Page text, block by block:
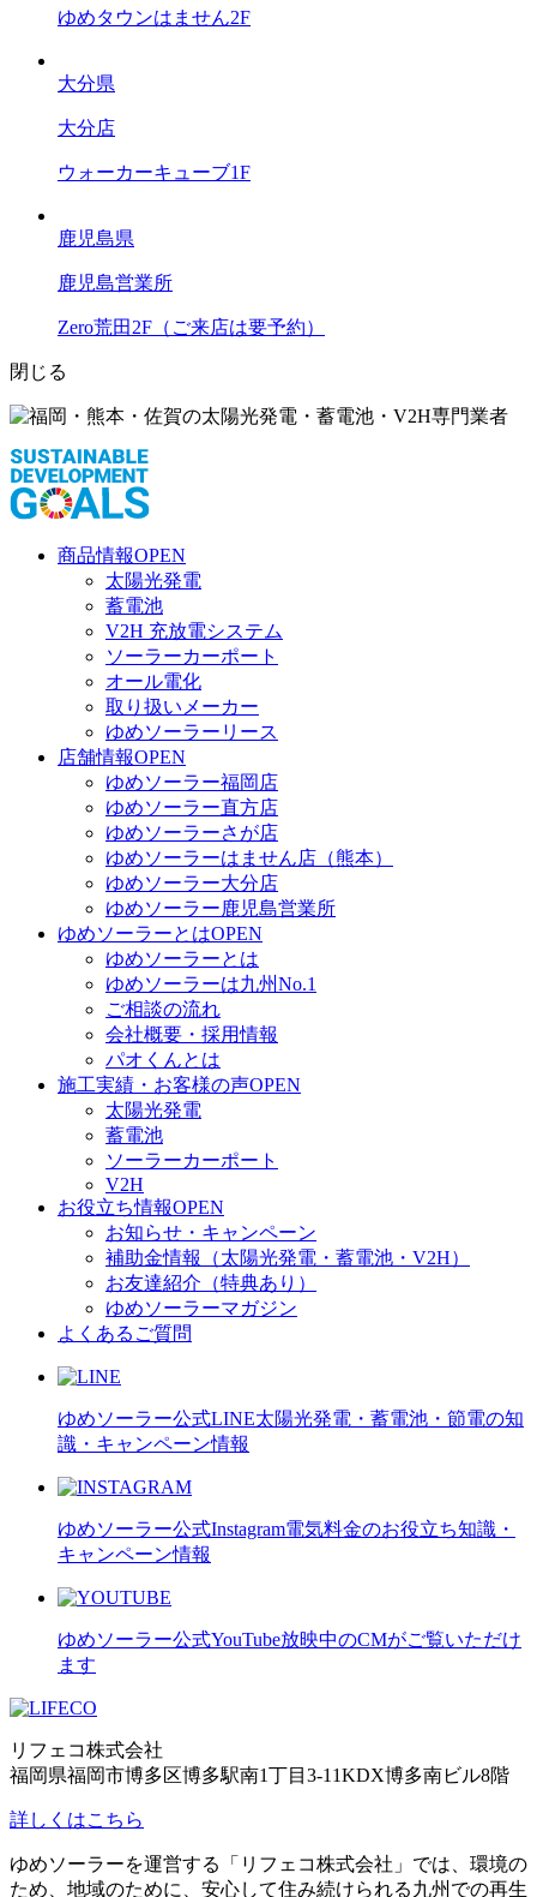
ゆめタウンはません2F
大分県
大分店
ウォーカーキューブ1F
鹿児島県
鹿児島営業所
Zero荒田2F（ご来店は要予約）
閉じる
商品情報OPEN
太陽光発電
蓄電池
V2H 充放電システム
ソーラーカーポート
オール電化
取り扱いメーカー
ゆめソーラーリース
店舗情報OPEN
ゆめソーラー福岡店
ゆめソーラー直方店
ゆめソーラーさが店
ゆめソーラーはません店（熊本）
ゆめソーラー大分店
ゆめソーラー鹿児島営業所
ゆめソーラーとはOPEN
ゆめソーラーとは
ゆめソーラーは九州No.1
ご相談の流れ
会社概要・採用情報
パオくんとは
施工実績・お客様の声OPEN
太陽光発電
蓄電池
ソーラーカーポート
V2H
お役立ち情報OPEN
お知らせ・キャンペーン
補助金情報（太陽光発電・蓄電池・V2H）
お友達紹介（特典あり）
ゆめソーラーマガジン
よくあるご質問
ゆめソーラー公式LINE太陽光発電・蓄電池・節電の知
識・キャンペーン情報
ゆめソーラー公式Instagram電気料金のお役立ち知識・
キャンペーン情報
ゆめソーラー公式YouTube放映中のCMがご覧いただけ
ます
リフェコ株式会社
福岡県福岡市博多区博多駅南1丁目3-11KDX博多南ビル8階
詳しくはこちら
ゆめソーラーを運営する「リフェコ株式会社」では、環境の
ため、地域のために、安心して住み続けられる九州での再生